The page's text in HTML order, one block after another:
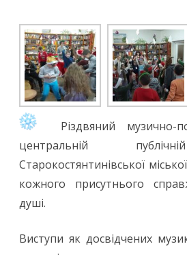
Різдвяний музично-
центральній
Старокостянтинівської
кожного присутнього
душі.
Виступи як досвідчених